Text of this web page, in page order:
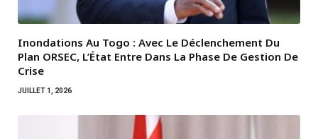
Inondations Au Togo : Avec Le Déclenchement Du
Plan ORSEC, L’État Entre Dans La Phase De Gestion De
Crise
JUILLET 1, 2026